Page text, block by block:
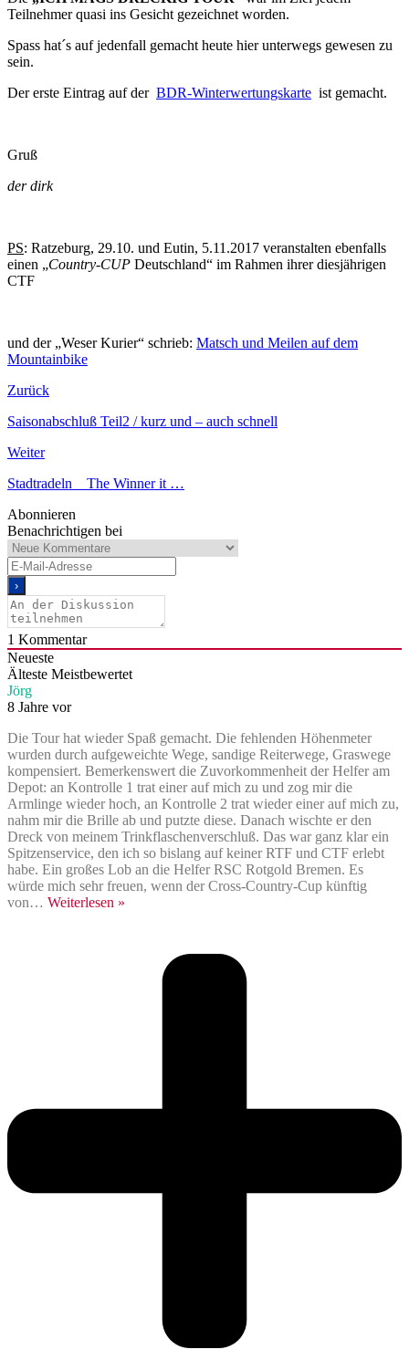
Teilnehmer quasi ins Gesicht gezeichnet worden.
Spass hat´s auf jedenfall gemacht heute hier unterwegs gewesen zu
sein.
Der erste Eintrag auf der BDR-Winterwertungskarte ist gemacht.
Gruß
der dirk
PS: Ratzeburg, 29.10. und Eutin, 5.11.2017 veranstalten ebenfalls
einen „Country-CUP Deutschland“ im Rahmen ihrer diesjährigen
CTF
und der „Weser Kurier“ schrieb: Matsch und Meilen auf dem
Mountainbike
Zurück
Saisonabschluß Teil2 / kurz und – auch schnell
Weiter
Stadtradeln _ The Winner it …
Abonnieren
Benachrichtigen bei
1 Kommentar
Neueste
Älteste Meistbewertet
Jörg
8 Jahre vor
Die Tour hat wieder Spaß gemacht. Die fehlenden Höhenmeter
wurden durch aufgeweichte Wege, sandige Reiterwege, Graswege
kompensiert. Bemerkenswert die Zuvorkommenheit der Helfer am
Depot: an Kontrolle 1 trat einer auf mich zu und zog mir die
Armlinge wieder hoch, an Kontrolle 2 trat wieder einer auf mich zu,
nahm mir die Brille ab und putzte diese. Danach wischte er den
Dreck von meinem Trinkflaschenverschluß. Das war ganz klar ein
Spitzenservice, den ich so bislang auf keiner RTF und CTF erlebt
habe. Ein großes Lob an die Helfer RSC Rotgold Bremen. Es
würde mich sehr freuen, wenn der Cross-Country-Cup künftig
von… Weiterlesen »